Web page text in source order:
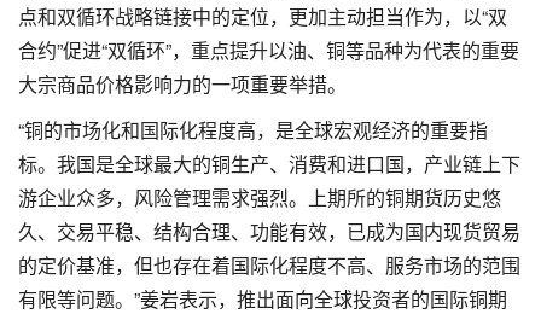
点和双循环战略链接中的定位，更加主动担当作为，以“双
合约”促进“双循环”，重点提升以油、铜等品种为代表的重要
大宗商品价格影响力的一项重要举措。
“铜的市场化和国际化程度高，是全球宏观经济的重要指
标。我国是全球最大的铜生产、消费和进口国，产业链上下
游企业众多，风险管理需求强烈。上期所的铜期货历史悠
久、交易平稳、结构合理、功能有效，已成为国内现货贸易
的定价基准，但也存在着国际化程度不高、服务市场的范围
有限等问题。”姜岩表示，推出面向全球投资者的国际铜期